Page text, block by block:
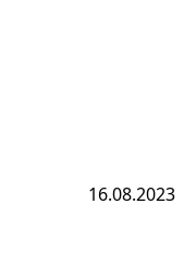
16.08.2023